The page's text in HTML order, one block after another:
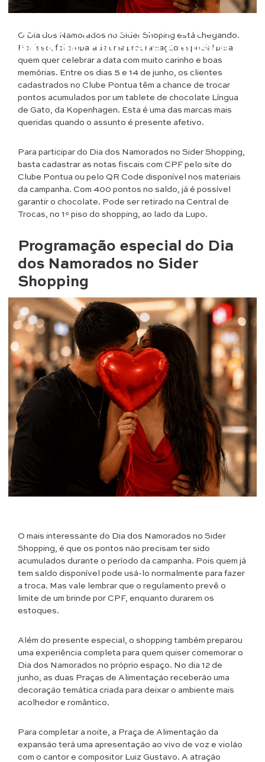
Dia dos Namorados no Sider
Shopping: chocolate e música
O Dia dos Namorados no Sider Shoping está chegando.
Por isso, foi preparada uma programação especial para
quem quer celebrar a data com muito carinho e boas
memórias. Entre os dias 5 e 14 de junho, os clientes
cadastrados no Clube Pontua têm a chance de trocar
pontos acumulados por um tablete de chocolate Língua
de Gato, da Kopenhagen. Esta é uma das marcas mais
queridas quando o assunto é presente afetivo.
Para participar do Dia dos Namorados no Sider Shopping,
basta cadastrar as notas fiscais com CPF pelo site do
Clube Pontua ou pelo QR Code disponível nos materiais
da campanha. Com 400 pontos no saldo, já é possível
garantir o chocolate. Pode ser retirado na Central de
Trocas, no 1º piso do shopping, ao lado da Lupo.
Programação especial do Dia
dos Namorados no Sider
Shopping
O mais interessante do Dia dos Namorados no Sider
Shopping, é que os pontos não precisam ter sido
acumulados durante o período da campanha. Pois quem já
tem saldo disponível pode usá-lo normalmente para fazer
a troca. Mas vale lembrar que o regulamento prevê o
limite de um brinde por CPF, enquanto durarem os
estoques.
Além do presente especial, o shopping também preparou
uma experiência completa para quem quiser comemorar o
Dia dos Namorados no próprio espaço. No dia 12 de
junho, as duas Praças de Alimentação receberão uma
decoração temática criada para deixar o ambiente mais
acolhedor e romântico.
Para completar a noite, a Praça de Alimentação da
expansão terá uma apresentação ao vivo de voz e violão
com o cantor e compositor Luiz Gustavo. A atração